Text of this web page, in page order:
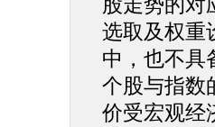
选取及权重
中，也不具
个股与指数
价受宏观经